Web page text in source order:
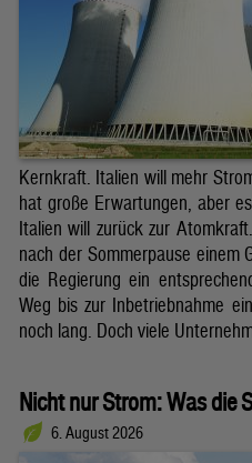
Kernkraft. Italien will mehr
hat große Erwartungen, aber
Italien will zurück zur
nach der Sommerpause einem
die Regierung ein
Weg bis zur Inbetriebnahme
noch lang. Doch viele
Nicht nur Strom: Was die
6. August 2026